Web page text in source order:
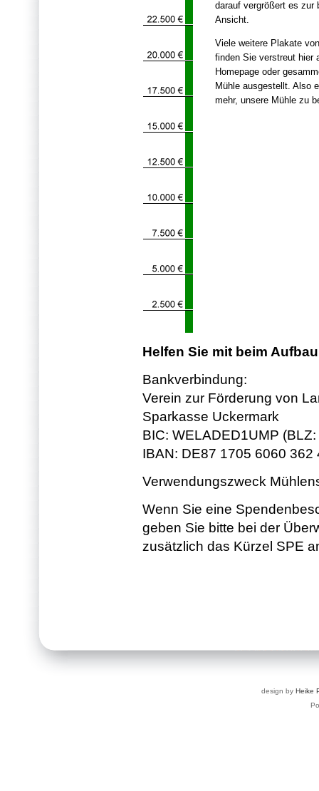
darauf vergrößert es zur
Ansicht.
Viele weitere Plakate
finden Sie verstreut hier
Homepage oder
Mühle ausgestellt. Also
mehr, unsere Mühle zu
Helfen Sie mit beim
Bankverbindung:
Verein zur Förderung von
Sparkasse Uckermark
BIC: WELADED1UMP
IBAN: DE87 1705 6060
Verwendungszweck
Wenn Sie eine
geben Sie bitte bei der
zusätzlich das Kürzel SPE
design by Heike